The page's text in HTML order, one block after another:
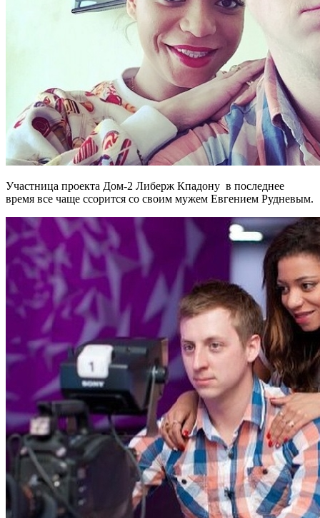
Участница проекта Дом-2 Либерж Кпадону в последнее
время все чаще ссорится со своим мужем Евгением Рудневым.